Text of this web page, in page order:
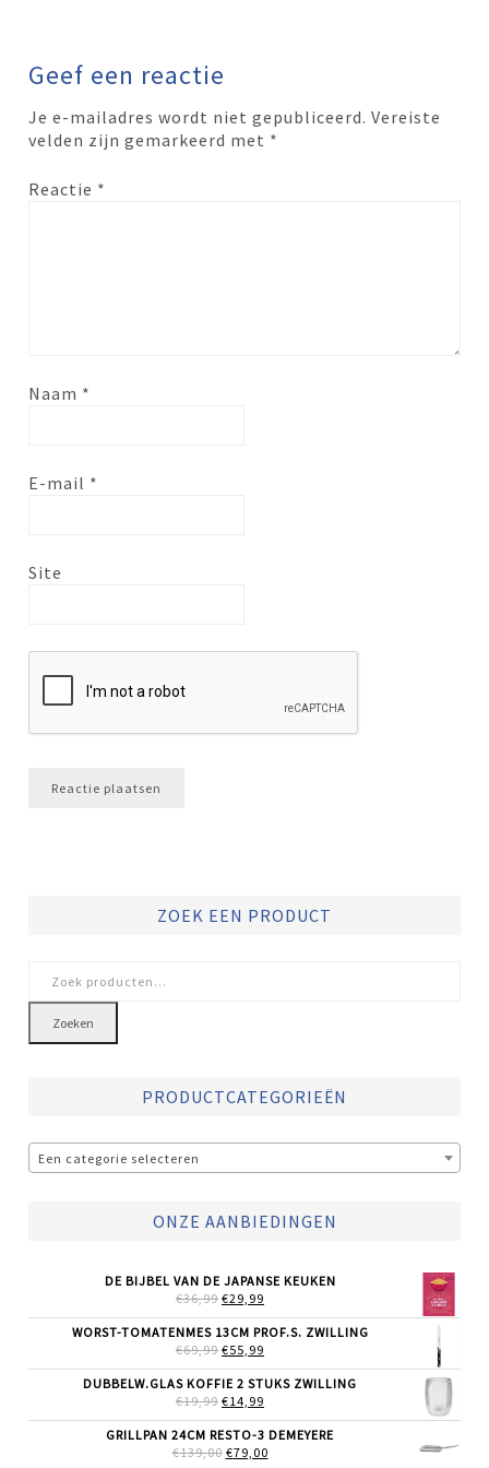
Geef een reactie
Je e-mailadres wordt niet gepubliceerd. Vereiste
velden zijn gemarkeerd met *
Reactie *
Naam *
E-mail *
Site
ZOEK EEN PRODUCT
naar:
Zoeken
PRODUCTCATEGORIEËN
Een categorie selecteren
ONZE AANBIEDINGEN
DE BIJBEL VAN DE JAPANSE KEUKEN
€36,99 OORSPRONKELIJKE
WAS:
€36,99.
€29,99
IS:
WORST-TOMATENMES 13CM PROF.S. ZWILLING
€69,99 OORSPRONKELIJKE
WAS:
€69,99.
€55,99
IS:
DUBBELW.GLAS KOFFIE 2 STUKS ZWILLING
€19,99 OORSPRONKELIJKE
WAS:
€19,99.
€14,99
IS:
€14,99.
GRILLPAN 24CM RESTO-3 DEMEYERE
€139,00 OORSPRONKELIJKE
€79,00HUIDIGE